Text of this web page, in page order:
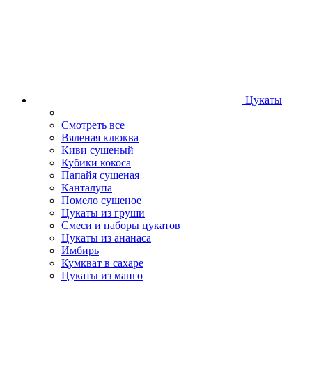
Цукаты
Смотреть все
Вяленая клюква
Киви сушеный
Кубики кокоса
Папайя сушеная
Канталупа
Помело сушеное
Цукаты из груши
Смеси и наборы цукатов
Цукаты из ананаса
Имбирь
Кумкват в сахаре
Цукаты из манго